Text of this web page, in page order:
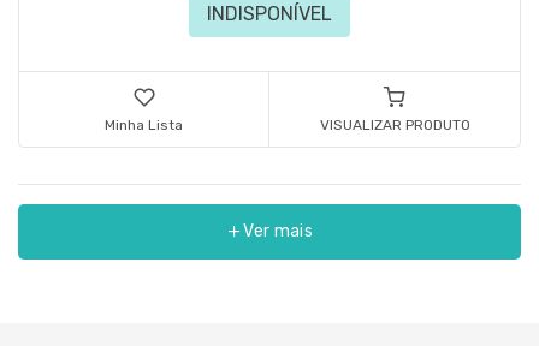
INDISPONÍVEL
Minha Lista VISUALIZAR PRODUTO
Ver mais